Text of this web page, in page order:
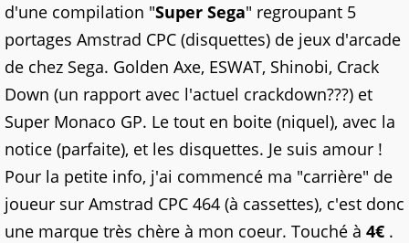
d'une compilation "Super Sega" regroupant 5
portages Amstrad CPC (disquettes) de jeux d'arcade
de chez Sega. Golden Axe, ESWAT, Shinobi, Crack
Down (un rapport avec l'actuel crackdown???) et
Super Monaco GP. Le tout en boite (niquel), avec la
notice (parfaite), et les disquettes. Je suis amour !
Pour la petite info, j'ai commencé ma "carrière" de
joueur sur Amstrad CPC 464 (à cassettes), c'est donc
une marque très chère à mon coeur. Touché à 4€ .